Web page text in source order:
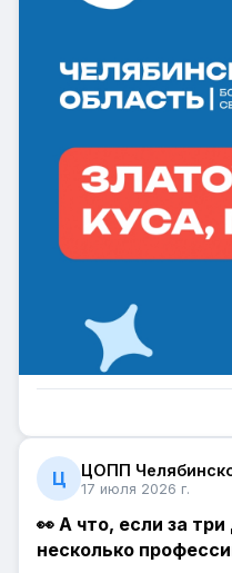
Ц ЦОПП
17 июля 2026 г.
👀 А что, если за
несколько